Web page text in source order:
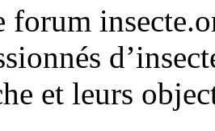
forum
et leurs